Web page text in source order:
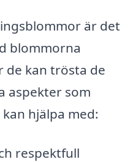
är det
blommorna
de kan trösta de
aspekter som
hjälpa med:
respektfull